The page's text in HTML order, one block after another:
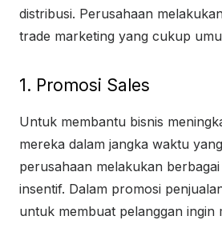
distribusi. Perusahaan
trade marketing yang cukup
1. Promosi Sales
Untuk membantu bisnis
mereka dalam jangka waktu
perusahaan melakukan
insentif. Dalam promosi
untuk membuat pelanggan ingin